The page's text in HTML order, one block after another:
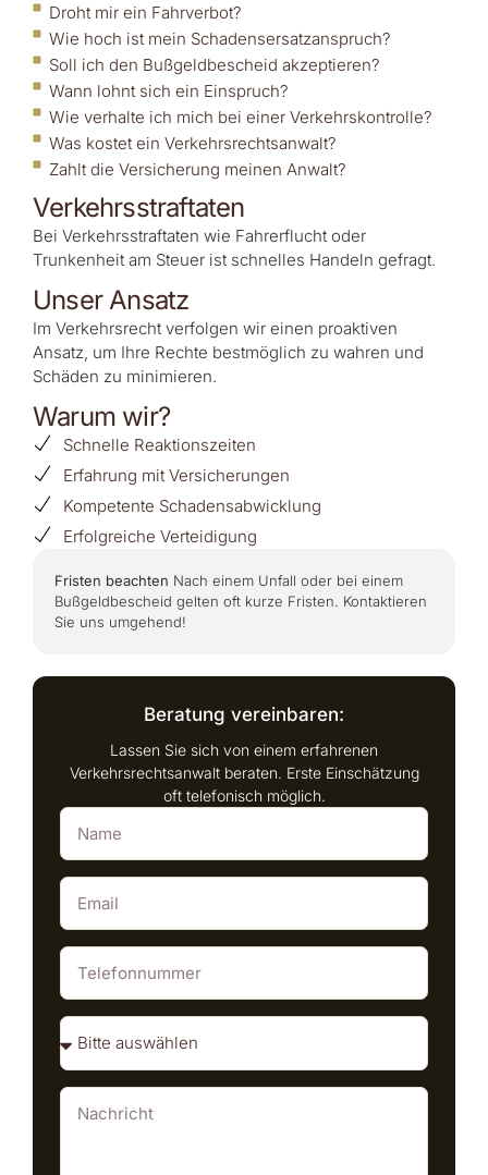
Droht mir ein Fahrverbot?
Wie hoch ist mein Schadensersatzanspruch?
Soll ich den Bußgeldbescheid akzeptieren?
Wann lohnt sich ein Einspruch?
Wie verhalte ich mich bei einer Verkehrskontrolle?
Was kostet ein Verkehrsrechtsanwalt?
Zahlt die Versicherung meinen Anwalt?
Verkehrsstraftaten
Bei Verkehrsstraftaten wie Fahrerflucht oder
Trunkenheit am Steuer ist schnelles Handeln gefragt.
Unser Ansatz
Im Verkehrsrecht verfolgen wir einen proaktiven
Ansatz, um Ihre Rechte bestmöglich zu wahren und
Schäden zu minimieren.
Warum wir?
Schnelle Reaktionszeiten
Erfahrung mit Versicherungen
Kompetente Schadensabwicklung
Erfolgreiche Verteidigung
Fristen beachten Nach einem Unfall oder bei einem
Bußgeldbescheid gelten oft kurze Fristen. Kontaktieren
Sie uns umgehend!
Beratung vereinbaren:
Lassen Sie sich von einem erfahrenen
Verkehrsrechtsanwalt beraten. Erste Einschätzung
oft telefonisch möglich.